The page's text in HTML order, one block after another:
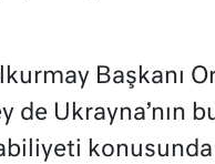
Başkanı
de Ukrayna’nın
konusunda